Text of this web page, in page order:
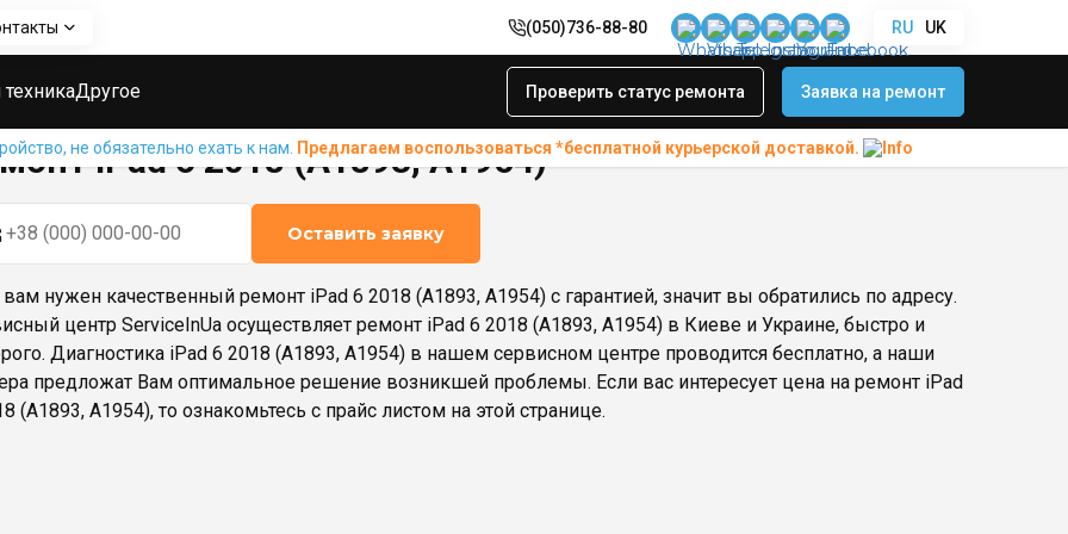
(050)736-88-80 RU UK
Другое Проверить статус ремонта Заявка на ремонт
не обязательно ехать к нам. Предлагаем воспользоваться *бесплатной курьерской доставкой.
iPad 6 2018 (A1893, A1954)
Оставить заявку
вам нужен качественный ремонт iPad 6 2018 (A1893, A1954) с гарантией, значит вы обратились по адресу.
центр ServiceInUa осуществляет ремонт iPad 6 2018 (A1893, A1954) в Киеве и Украине, быстро и
Диагностика iPad 6 2018 (A1893, A1954) в нашем сервисном центре проводится бесплатно, а наши
предложат Вам оптимальное решение возникшей проблемы. Если вас интересует цена на ремонт iPad
(A1893, A1954), то ознакомьтесь с прайс листом на этой странице.